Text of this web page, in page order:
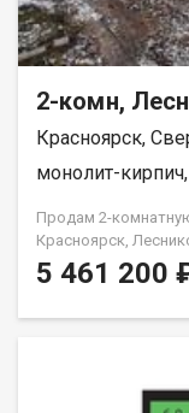
2-комн,
Красноярск,
монолит-
Продам 2-
Красноярск,
5 461 200